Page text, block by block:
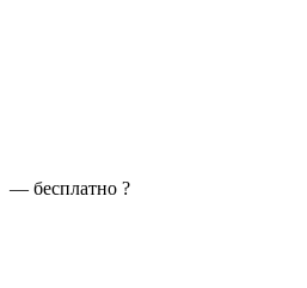
— бесплатно ?